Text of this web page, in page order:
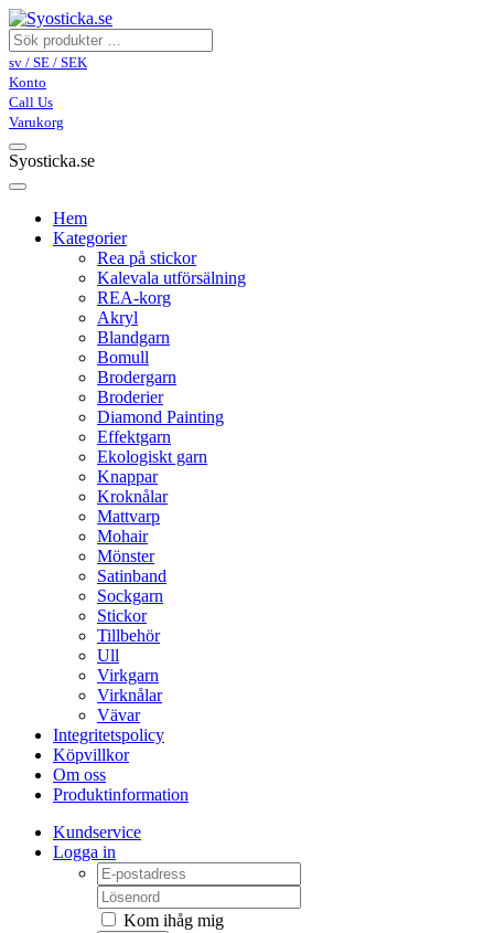
sv / SE / SEK
Konto
Call Us
Varukorg
Syosticka.se
Hem
Kategorier
Rea på stickor
Kalevala utförsälning
REA-korg
Akryl
Blandgarn
Bomull
Brodergarn
Broderier
Diamond Painting
Effektgarn
Ekologiskt garn
Knappar
Kroknålar
Mattvarp
Mohair
Mönster
Satinband
Sockgarn
Stickor
Tillbehör
Ull
Virkgarn
Virknålar
Vävar
Integritetspolicy
Köpvillkor
Om oss
Produktinformation
Kundservice
Logga in
Kom ihåg mig